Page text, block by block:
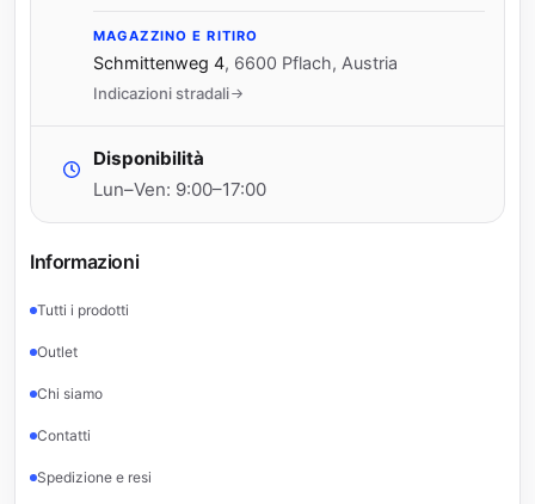
MAGAZZINO E RITIRO
Schmittenweg 4, 6600 Pflach, Austria
Indicazioni stradali
Disponibilità
Lun–Ven: 9:00–17:00
Informazioni
Tutti i prodotti
Outlet
Chi siamo
Contatti
Spedizione e resi